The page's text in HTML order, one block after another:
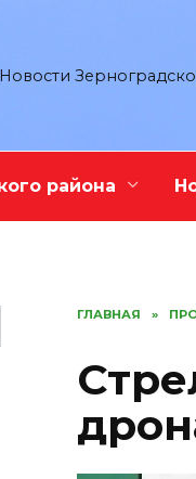
Новости
района
ГЛАВНАЯ »